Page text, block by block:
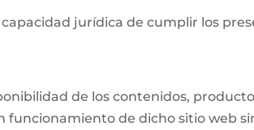
jurídica de cumplir los
de los contenidos,
de dicho sitio web